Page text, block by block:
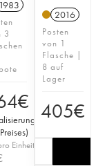
1983
3
€
)
Einheit
2016
Posten
von 1
Flasche |
8 auf
Lager
405€